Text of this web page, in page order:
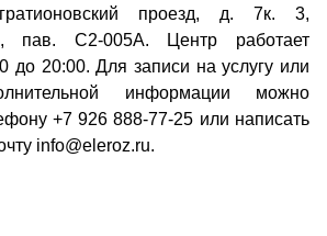
проезд, д. 7к. 3,
пав. C2-005A. Центр работает
до 20:00. Для записи на услугу или
информации можно
+7 926 888-77-25 или написать
info@eleroz.ru.